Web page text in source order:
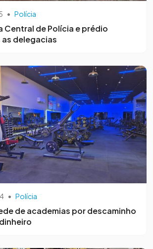
• Polícia
Central de Polícia e prédio
delegacias
• Polícia
de academias por descaminho